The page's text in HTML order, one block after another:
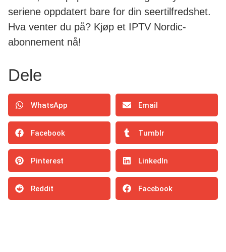
seriene oppdatert bare for din seertilfredshet.
Hva venter du på? Kjøp et IPTV Nordic-
abonnement nå!
Dele
WhatsApp Email
Facebook Tumblr
Pinterest LinkedIn
Reddit Facebook